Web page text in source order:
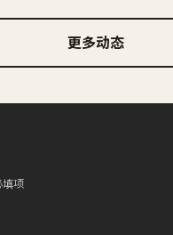
更多动态
项